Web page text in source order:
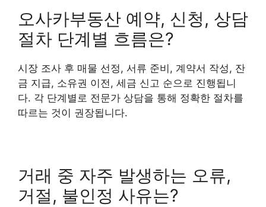
오사카부동산 예약, 신청, 상담
절차 단계별 흐름은?
시장 조사 후 매물 선정, 서류 준비, 계약서 작성, 잔
금 지급, 소유권 이전, 세금 신고 순으로 진행됩니
다. 각 단계별로 전문가 상담을 통해 정확한 절차를
따르는 것이 권장됩니다.
거래 중 자주 발생하는 오류,
거절, 불인정 사유는?